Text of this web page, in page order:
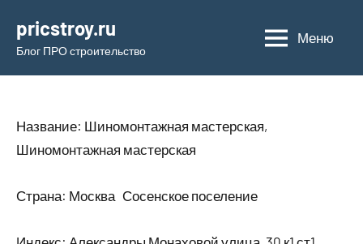
содержимому
pricstroy.ru
Блог ПРО строительство
Меню
Название: Шиномонтажная мастерская,
Шиномонтажная мастерская
Страна: Москва Сосенское поселение